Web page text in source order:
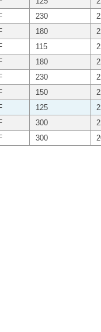
230
180
115
180
230
150
125
300
300